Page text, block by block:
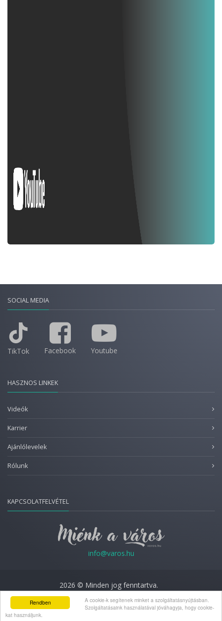
Rendben
A cookie-k segítenek minket a szolgáltatásnyújtásban.
Szolgáltatásaink használatával jóváhagyja, hogy cookie-
kat használjunk.
SOCIAL MEDIA
TikTok Facebook Youtube
HASZNOS LINKEK
Videók
Karrier
Ajánlólevelek
Rólunk
KAPCSOLATFELVÉTEL
info@varos.hu
2026 © Minden jog fenntartva.
Adatkezelési nyilatkozat